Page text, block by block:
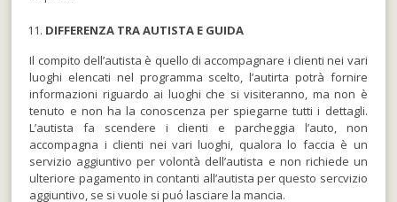
DIFFERENZA TRAAUTISTA E GUIDA
Il compito dell’autista è quello di accompagnare i clienti nei vari
luoghi elencati nel programma scelto, l’autirta potrà fornire
informazioni riguardo ai luoghi che si visiteranno, ma non è
tenuto e non ha la conoscenza per spiegarne tutti i dettagli.
L’autista fa scendere i clienti e parcheggia l’auto, non
accompagna i clienti nei vari luoghi, qualora lo faccia è un
servizio aggiuntivo per volontà dell’autista e non richiede un
ulteriore pagamento in contanti all’autista per questo sercvizio
aggiuntivo, se si vuole si puό lasciare la mancia.